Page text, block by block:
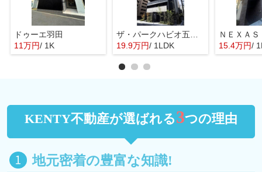
ドゥーエ羽田
11万円/ 1K
19.9万円/ 1LDK
ＮＥＸＡ
15.4万円/
KENTY不動産が選ばれる3つの理由
地元密着の豊富な知識!